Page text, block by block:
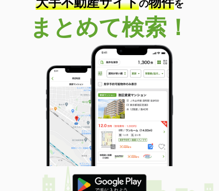
の を
まとめて検索！